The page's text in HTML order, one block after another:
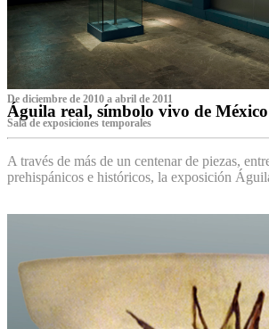
De diciembre de 2010 a abril de 2011
Águila real, símbolo vivo de México
Sala de exposiciones temporales
A través de más de un centenar de piezas,
prehispánicos e históricos, la exposición